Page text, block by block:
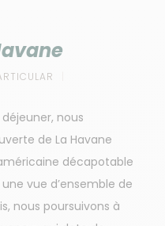
nous
de La Havane
décapotable
vue d’ensemble de
nous poursuivons à